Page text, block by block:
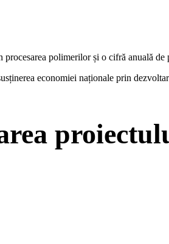
polimerilor și o cifră anuală de
economiei naționale prin